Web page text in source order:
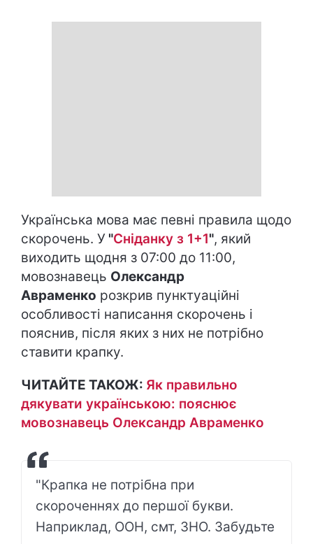
Українська мова має певні правила щодо
скорочень. У "Сніданку з 1+1", який
виходить щодня з 07:00 до 11:00,
мовознавець Олександр
Авраменко розкрив пунктуаційні
особливості написання скорочень і
пояснив, після яких з них не потрібно
ставити крапку.
ЧИТАЙТЕ ТАКОЖ: Як правильно
дякувати українською: пояснює
мовознавець Олександр Авраменко
"Крапка не потрібна при
скороченнях до першої букви.
Наприклад, ООН, смт, ЗНО. Забудьте